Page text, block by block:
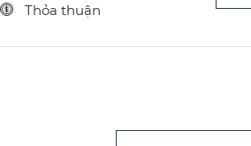
Thỏa thuận